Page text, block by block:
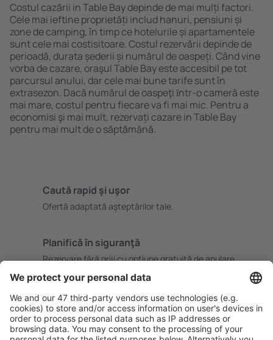
Costul cazării in Table Bay depinde de mai mulți factori.
Cele mai ieftine proprietăți includ hanuri, pensiuni și
zone de camping, în timp ce hotelurile și apartamentele
sunt cele mai costisitoare. Costul rezervării depinde de
perioadă, durata șederii și numărul de oaspeți. Când vine
vorba de cazare, oraşul Table Bay este accesibil pe tot
parcursul anului, dar cele mai bune tarife sunt în
extrasezon. Dacă numărul de oaspeţi ȋntr-o cameră este
mai mare, costul pentru fiecare va fi mai mic. Pentru a
economisi şi mai mult, rezervați cazare in Table Bay
pentru mai mult de o săptămână.
Caută rapid şi uşor
Ofertă adaptată aşteptărilor tale.
Planifică ȋn siguranţă
Rezervare fără griji cu opțiune gratuită de anulare.
Economiseşte mai mult
Prețuri atractive și oferte speciale pentru utilizatorii
conectați.